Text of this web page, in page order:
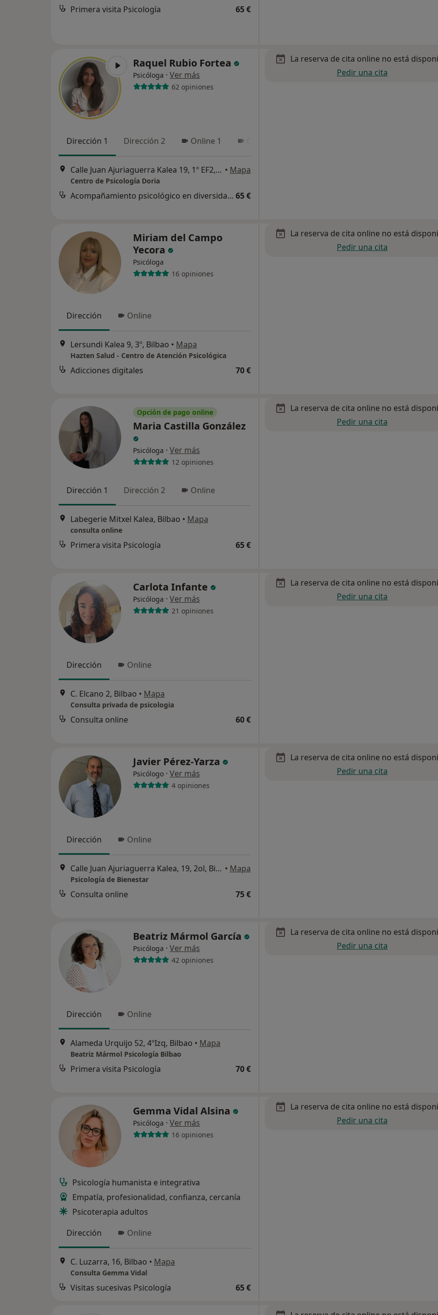
Primera visita Psicología 65 €
Raquel Rubio Fortea
Psicóloga · Ver más
62 opiniones
Dirección 1 Dirección 2 Online 1
Calle Juan Ajuriaguerra Kalea 19, 1º EF2, Bilbao • Mapa
Centro de Psicología Doria
Acompañamiento psicológico en diversidad sexual y de género 65 €
La reserva de cita online no está
Pedir una cita
Miriam del Campo
Yecora
Psicóloga
16 opiniones
Dirección Online
Lersundi Kalea 9, 3º, Bilbao • Mapa
Hazten Salud - Centro de Atención Psicológica
Adicciones digitales 70 €
La reserva de cita online no está
Pedir una cita
Opción de pago online
Maria Castilla González
Psicóloga · Ver más
12 opiniones
Dirección 1 Dirección 2 Online
Labegerie Mitxel Kalea, Bilbao • Mapa
consulta online
Primera visita Psicología 65 €
La reserva de cita online no está
Pedir una cita
Carlota Infante
Psicóloga · Ver más
21 opiniones
Dirección Online
C. Elcano 2, Bilbao • Mapa
Consulta privada de psicologia
Consulta online 60 €
La reserva de cita online no está
Pedir una cita
Javier Pérez-Yarza
Psicólogo · Ver más
4 opiniones
Dirección Online
Calle Juan Ajuriaguerra Kalea, 19, 2ol, Bilbao • Mapa
Psicología de Bienestar
Consulta online 75 €
La reserva de cita online no está
Pedir una cita
Beatriz Mármol García
Psicóloga · Ver más
42 opiniones
Dirección Online
Alameda Urquijo 52, 4ºIzq, Bilbao • Mapa
Beatriz Mármol Psicología Bilbao
Primera visita Psicología 70 €
La reserva de cita online no está
Pedir una cita
Gemma Vidal Alsina
Psicóloga · Ver más
16 opiniones
Psicología humanista e integrativa
Empatía, profesionalidad, confianza, cercanía
Psicoterapia adultos
Dirección
Online
C. Luzarra, 16, Bilbao • Mapa
Consulta Gemma Vidal
Visitas sucesivas Psicología 65 €
La reserva de cita online no está
Pedir una cita